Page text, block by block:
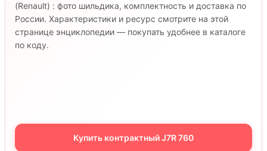
(Renault) : фото шильдика, комплектность и доставка по
России. Характеристики и ресурс смотрите на этой
странице энциклопедии — покупать удобнее в каталоге
по коду.
Купить контрактный J7R 760